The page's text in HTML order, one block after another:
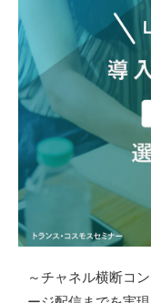
～チャネル横断コ